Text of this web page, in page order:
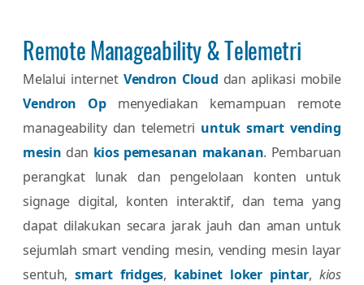
Remote Manageability & Telemetri
Melalui internet Vendron Cloud dan aplikasi mobile
Vendron Opmenyediakan kemampuan remote
manageability dan telemetri untuk smart vending
mesin dan kios pemesanan makanan. Pembaruan
perangkat lunak dan pengelolaan konten untuk
signage digital, konten interaktif, dan tema yang
dapat dilakukan secara jarak jauh dan aman untuk
sejumlah smart vending mesin, vending mesin layar
sentuh,smart fridges, kabinet loker pintar,kios